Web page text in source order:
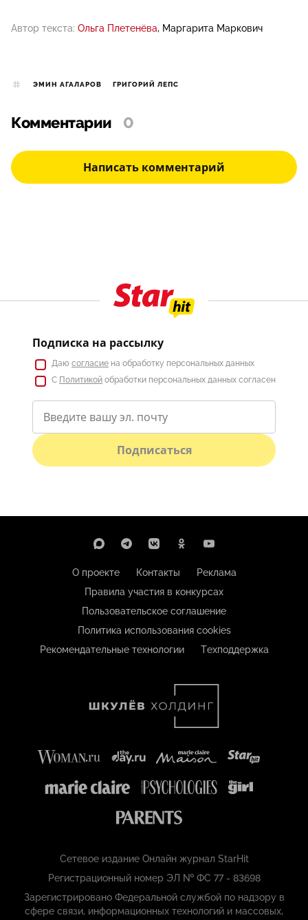
Автор текста: Ольга Плетенёва Маргарита Маркович
ЭМИН АГАЛАРОВ ГРИГОРИЙ ЛЕПС
Комментарии 0
Написать комментарий
Подписка на рассылку
Даю согласие на обработку персональных данных
С Политикой обработки персональных данных согласен
Подписаться
О проекте Контакты
Реклама
Правила участия в конкурсах
Пользовательское соглашение
Политика использования cookies
Рекомендательные технологии
Техподдержка
Сетевое издание Онлайн журнал StarHit
Регистрационный номер ЭЛ № ФС 77 - 83698
Зарегистрировано Федеральной службой по надзору в
сфере связи, информационных технологий и массовых,